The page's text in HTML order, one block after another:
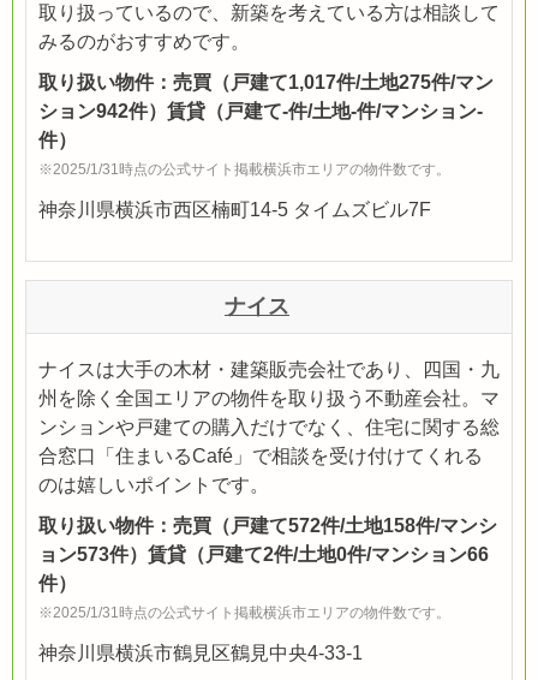
取り扱っているので、新築を考えている方は相談して
みるのがおすすめです。
取り扱い物件：売買（戸建て1,017件/土地275件/マン
ション942件）賃貸（戸建て-件/土地-件/マンション-
件）
※2025/1/31時点の公式サイト掲載横浜市エリアの物件数です。
神奈川県横浜市西区楠町14-5 タイムズビル7F
ナイス
ナイスは大手の木材・建築販売会社であり、四国・九
州を除く全国エリアの物件を取り扱う不動産会社。マ
ンションや戸建ての購入だけでなく、住宅に関する総
合窓口「住まいるCafé」で相談を受け付けてくれる
のは嬉しいポイントです。
取り扱い物件：売買（戸建て572件/土地158件/マンシ
ョン573件）賃貸（戸建て2件/土地0件/マンション66
件）
※2025/1/31時点の公式サイト掲載横浜市エリアの物件数です。
神奈川県横浜市鶴見区鶴見中央4-33-1